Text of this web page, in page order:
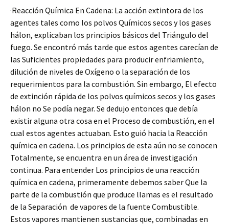
·Reacción Química En Cadena: La acción extintora de los
agentes tales como los polvos Químicos secos y los gases
hálon, explicaban los principios básicos del Triángulo del
fuego. Se encontró más tarde que estos agentes carecían de
las Suficientes propiedades para producir enfriamiento,
dilución de niveles de Oxígeno o la separación de los
requerimientos para la combustión. Sin embargo, El efecto
de extinción rápida de los polvos químicos secos y los gases
hálon no Se podía negar. Se dedujo entonces que debía
existir alguna otra cosa en el Proceso de combustión, en el
cual estos agentes actuaban. Esto guió hacia la Reacción
química en cadena. Los principios de esta aún no se conocen
Totalmente, se encuentra en un área de investigación
continua. Para entender Los principios de una reacción
química en cadena, primeramente debemos saber Que la
parte de la combustión que produce llamas es el resultado
de la Separación de vapores de la fuente Combustible.
Estos vapores mantienen sustancias que, combinadas en